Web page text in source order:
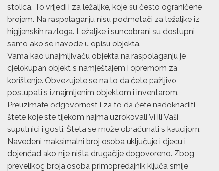
stolica. To vrijedi i za ležaljke, koje su često ograničene
brojem. Na raspolaganju nisu podmetači za ležaljke iz
higijenskih razloga. Ležaljke i suncobrani su dostupni
samo ako se navode u opisu objekta.
Vama kao unajmljivaču objekta na raspolaganju je
cjelokupan objekt s namještajem i opremom za
korištenje. Obvezujete se na to da ćete pažljivo
postupati s iznajmljenim objektom i inventarom.
Preuzimate odgovornost i za to da ćete nadoknaditi
štete koje ste tijekom najma uzrokovali Vi ili Vaši
suputnici i gosti. Šteta se može obračunati s kaucijom.
Navedeni maksimalni broj osoba uključuje i djecu i
dojenčad ako nije ništa drugačije dogovoreno. Zbog
prevelikog broja osoba primopredajnik ključa smije